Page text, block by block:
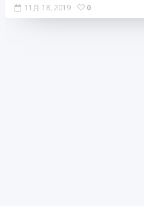
11月 18, 2019 0